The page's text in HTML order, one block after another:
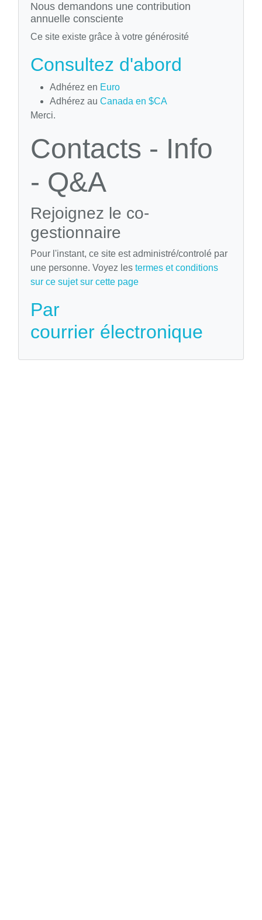
Nous demandons une contribution
annuelle consciente
Ce site existe grâce à votre générosité
Consultez d'abord
Adhérez en Euro
Adhérez au Canada en $CA
Merci.
Contacts - Info
- Q&A
Rejoignez le co-
gestionnaire
Pour l'instant, ce site est administré/controlé par
une personne. Voyez les termes et conditions
sur ce sujet sur cette page
Par
courrier électronique